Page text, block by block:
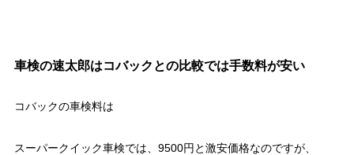
車検の速太郎はコバックとの比較では手数料が安い
コバックの車検料は
スーパークイック車検では、9500円と激安価格なのですが、